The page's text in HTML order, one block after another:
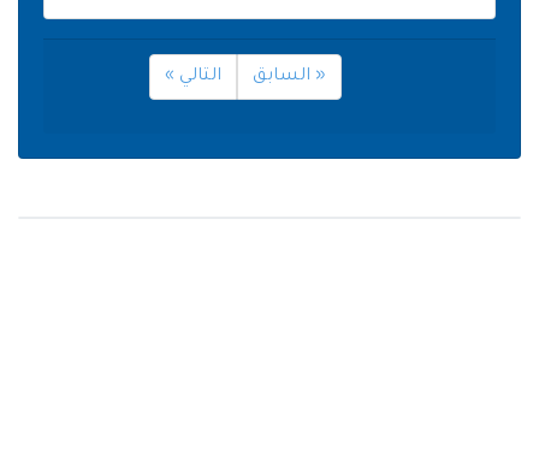
« السابق التالي »